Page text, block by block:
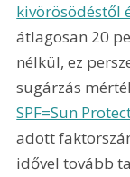
kivörösödéstől
átlagosan 20
nélkül, ez
sugárzás
SPF=Sun
adott
idővel tovább